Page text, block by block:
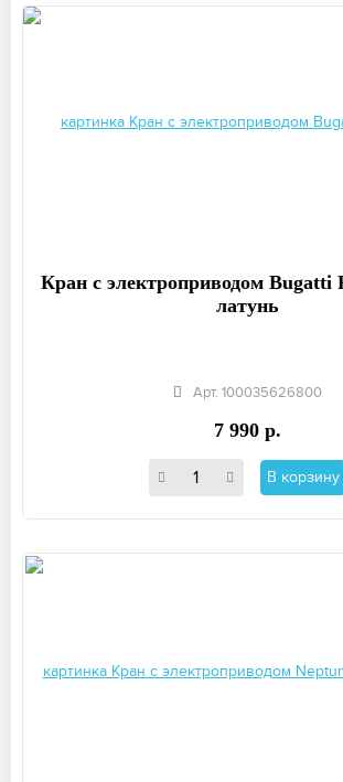
Кран с электроприводом Bugatti
латунь
Арт. 100035626800
7 990 р.
В корзину